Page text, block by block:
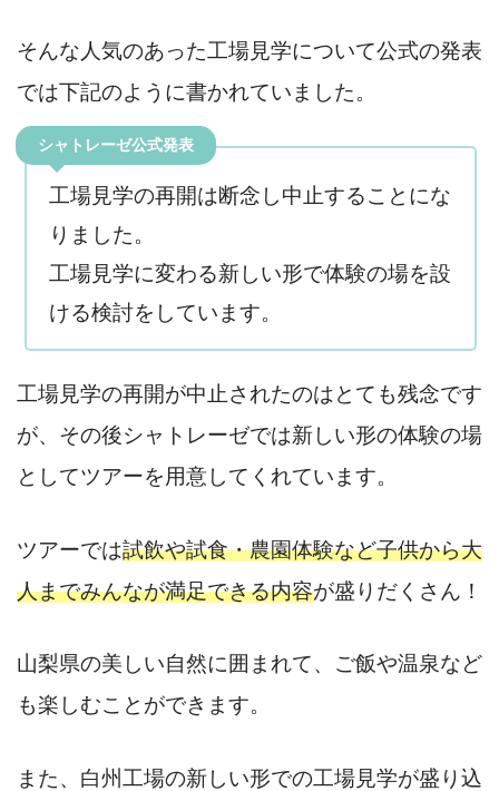
そんな人気のあった工場見学について公式の発表
では下記のように書かれていました。
シャトレーゼ公式発表
工場見学の再開は断念し中止することにな
りました。
工場見学に変わる新しい形で体験の場を設
ける検討をしています。
工場見学の再開が中止されたのはとても残念です
が、その後シャトレーゼでは新しい形の体験の場
としてツアーを用意してくれています。
ツアーでは試飲や試食・農園体験など子供から大
人までみんなが満足できる内容が盛りだくさん！
山梨県の美しい自然に囲まれて、ご飯や温泉など
も楽しむことができます。
また、白州工場の新しい形での工場見学が盛り込